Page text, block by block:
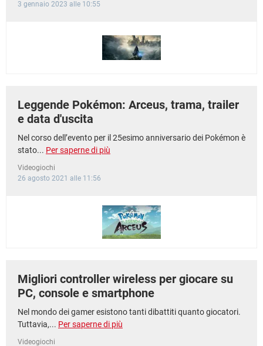
HARDWARE
3 gennaio 2023 alle 10:55
Leggende Pokémon: Arceus, trama, trailer
e data d'uscita
Nel corso dell’evento per il 25esimo anniversario dei Pokémon è
stato... Per saperne di più
Videogiochi
26 agosto 2021 alle 11:56
Migliori controller wireless per giocare su
PC, console e smartphone
Nel mondo dei gamer esistono tanti dibattiti quanto giocatori.
Tuttavia,... Per saperne di più
Videogiochi